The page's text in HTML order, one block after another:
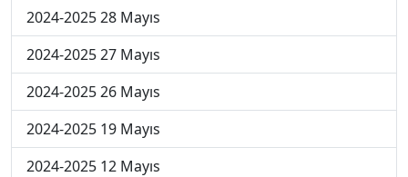
2024-2025 28 Mayıs
2024-2025 27 Mayıs
2024-2025 26 Mayıs
2024-2025 19 Mayıs
2024-2025 12 Mayıs